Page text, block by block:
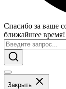
Спасибо за ваше
ближайшее время!
Закрыть